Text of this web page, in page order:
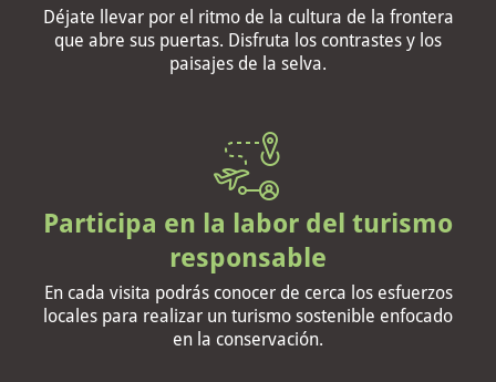
Déjate llevar por el ritmo de la cultura de la frontera
que abre sus puertas. Disfruta los contrastes y los
paisajes de la selva.
Participa en la labor del turismo
responsable
En cada visita podrás conocer de cerca los esfuerzos
locales para realizar un turismo sostenible enfocado
en la conservación.